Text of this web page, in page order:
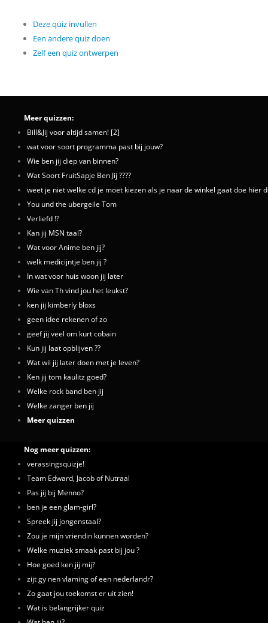
Deze quiz invullen
Een andere quiz doen
Zelf een quiz ontwerpen
Meer quizzen:
Bill&Jij voor altijd samen! [2]
wat voor soort programma past bij jouw?
Wie ben jij diep van binnen?
Wat Soort FruitSapje Ben Jij ????
weet je niet welke cd je moet kiezen als je naar de winkel gaat doe hier
You und the ubergeile Tom
Verliefd !?
Kan jij MSN taal?
Wat voor Anime ben jij?
welk medicijntje ben jij ?
In wat voor huis woon jij later
Wie van Th vind jou het leukst?
ken jij kimberly bloxs
geen idee rekenen of zo
geef jij veel om kurt cobain
Kun jij laat opblijven ??
Wat wil jij later doen met je leven?
Ken jij tom kaulitz goed?
Welke rock band ben jij
Welke zanger ben jij
Meer quizzen
Nog meer quizzen:
verassingsquizje!
Team Edward, Jacob of Nutraal
Pas jij bij Menno?
ben je een glam-girl?
Spreek jij jongenstaal?
Zou je mijn vriendin kunnen worden?
Welke muziek smaak past bij jou ?
Hoe goed ken jij mij?
zijt gy nen vlaming of een nederlandr?
Zo gaat jou toekomst er uit zien!
Wat is belangrijker quiz